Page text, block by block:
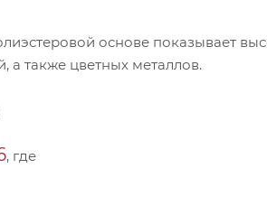
основе показывает
а также цветных металлов.
, где